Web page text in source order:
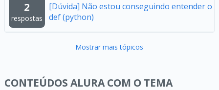
2
respostas
[Dúvida] Não estou conseguindo entender o
def (python)
Mostrar mais tópicos
CONTEÚDOS ALURA COM O TEMA